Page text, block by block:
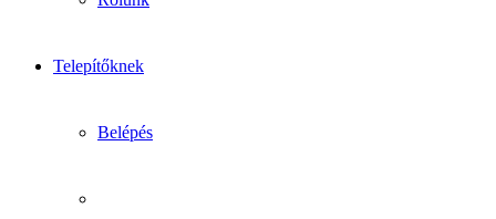
Telepítőknek
Belépés